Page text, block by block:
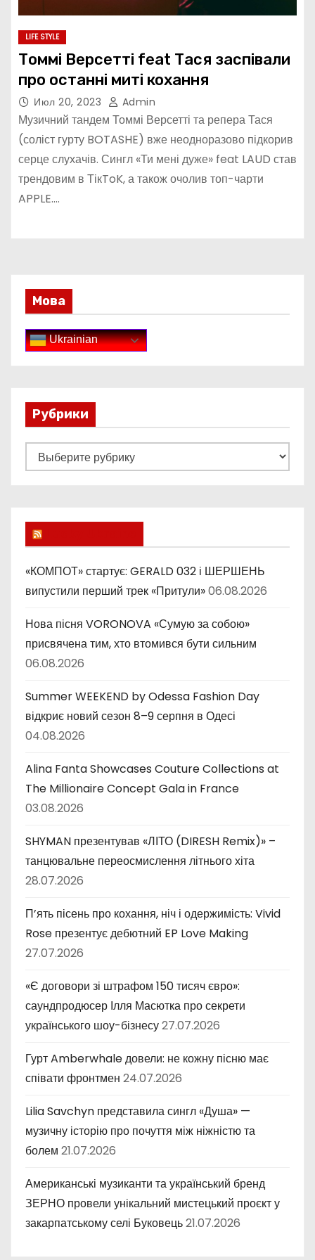
LIFE STYLE
Томмі Версетті feat Тася заспівали
про останні миті кохання
Июл 20, 2023 Admin
Музичний тандем Томмі Версетті та репера Тася
(соліст гурту BOTASHE) вже неодноразово підкорив
серце слухачів. Сингл «Ти мені дуже» feat LAUD став
трендовим в ТікToK, а також очолив топ-чарти
APPLE.…
Мова
Ukrainian
Рубрики
у
к
и
«КОМПОТ» стартує: GERALD 032 і ШЕРШЕНЬ
випустили перший трек «Притули»06.08.2026
Нова пісня VORONOVA «Сумую за собою»
присвячена тим, хто втомився бути сильним
06.08.2026
Summer WEEKEND by Odessa Fashion Day
відкриє новий сезон 8–9 серпня в Одесі
04.08.2026
Alina Fanta Showcases Couture Collections at
The Millionaire Concept Gala in France
03.08.2026
SHYMAN презентував «ЛІТО (DIRESH Remix)» –
танцювальне переосмислення літнього хіта
28.07.2026
П’ять пісень про кохання, ніч і одержимість: Vivid
Rose презентує дебютний EP Love Making
27.07.2026
«Є договори зі штрафом 150 тисяч євро»:
саундпродюсер Ілля Масютка про секрети
українського шоу-бізнесу27.07.2026
Гурт Amberwhale довели: не кожну пісню має
співати фронтмен 24.07.2026
Lilia Savchyn представила сингл «Душа» —
музичну історію про почуття між ніжністю та
болем 21.07.2026
Американські музиканти та український бренд
ЗЕРНО провели унікальний мистецький проєкт у
закарпатському селі Буковець21.07.2026